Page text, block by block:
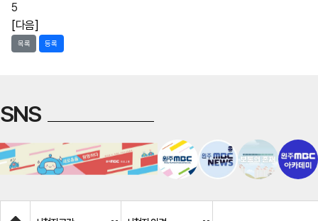
5
[다음]
목록 등록
SNS
Home